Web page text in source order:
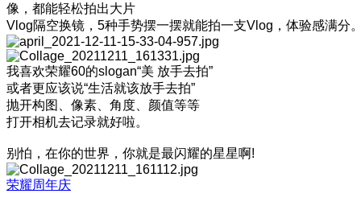
像，都能轻松拍出大片
Vlog隔空换镜，5种手势摆一摆就能拍一支Vlog，体验感满分
我喜欢荣耀60的slogan“美 放手去拍”
或者更应该说“生活就该放手去拍”
抛开构图、像素、角度、颜值等等
打开相机去记录就好啦。
别怕，在你的世界，你就是最闪耀的星星啊!
荣耀周年庆